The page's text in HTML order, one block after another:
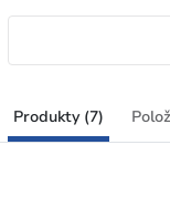
Produkty (7)